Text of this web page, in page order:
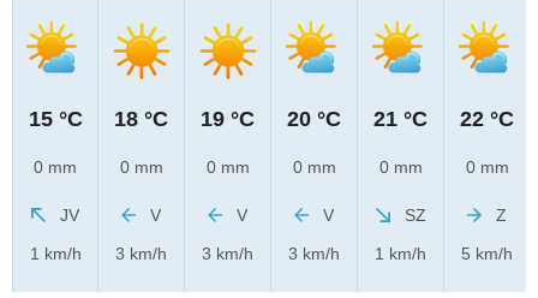
15 °C
0 mm
JV
1 km/h
18 °C
0 mm
V
3 km/h
19 °C
0 mm
V
3 km/h
20 °C
0 mm
V
3 km/h
21 °C
0 mm
SZ
1 km/h
22 °C
0 mm
Z
5 km/h